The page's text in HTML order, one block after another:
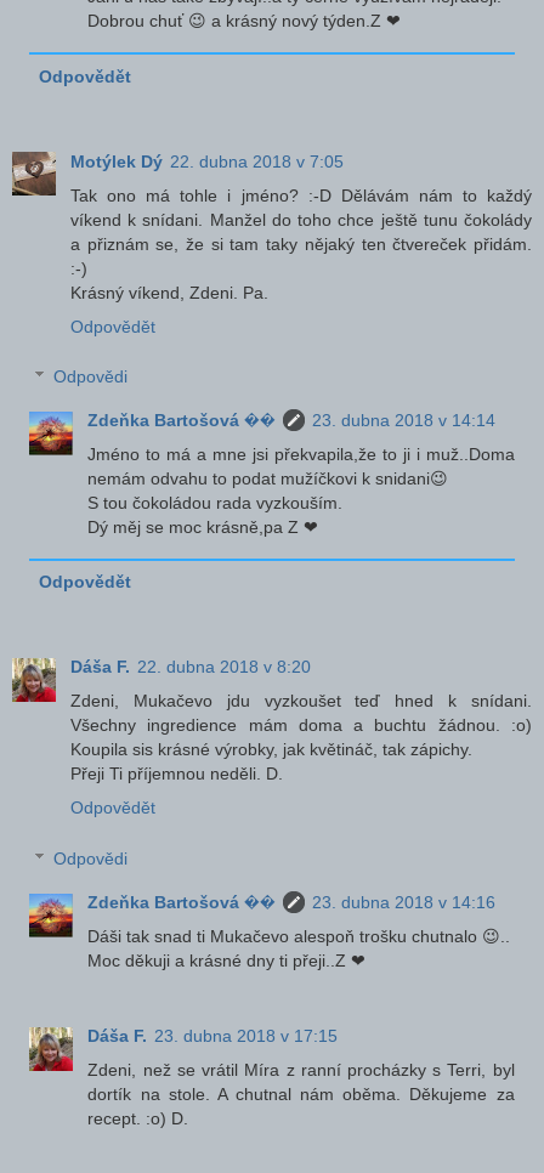
Dobrou chuť 😉 a krásný nový týden.Z ❤
Odpovědět
Motýlek Dý 22. dubna 2018 v 7:05
Tak ono má tohle i jméno? :-D Dělávám nám to každý
víkend k snídani. Manžel do toho chce ještě tunu čokolády
a přiznám se, že si tam taky nějaký ten čtvereček přidám.
:-)
Krásný víkend, Zdeni. Pa.
Odpovědět
Odpovědi
Zdeňka Bartošová ��
23. dubna 2018 v 14:14
Jméno to má a mne jsi překvapila,že to ji i muž..Doma
nemám odvahu to podat mužíčkovi k snidani😉
S tou čokoládou rada vyzkouším.
Dý měj se moc krásně,pa Z ❤
Odpovědět
Dáša F. 22. dubna 2018 v 8:20
Zdeni, Mukačevo jdu vyzkoušet teď hned k snídani.
Všechny ingredience mám doma a buchtu žádnou. :o)
Koupila sis krásné výrobky, jak květináč, tak zápichy.
Přeji Ti příjemnou neděli. D.
Odpovědět
Odpovědi
Zdeňka Bartošová ��
23. dubna 2018 v 14:16
Dáši tak snad ti Mukačevo alespoň trošku chutnalo 😉..
Moc děkuji a krásné dny ti přeji..Z ❤
Dáša F. 23. dubna 2018 v 17:15
Zdeni, než se vrátil Míra z ranní procházky s Terri, byl
dortík na stole. A chutnal nám oběma. Děkujeme za
recept. :o) D.